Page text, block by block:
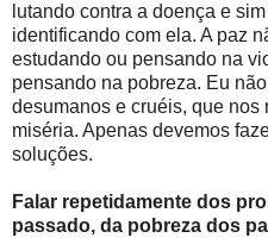
lutando contra a doença e
identificando com ela. A paz
estudando ou pensando na
pensando na pobreza. Eu
desumanos e cruéis, que nos
miséria. Apenas devemos
soluções.
Falar repetidamente dos
passado, da pobreza dos